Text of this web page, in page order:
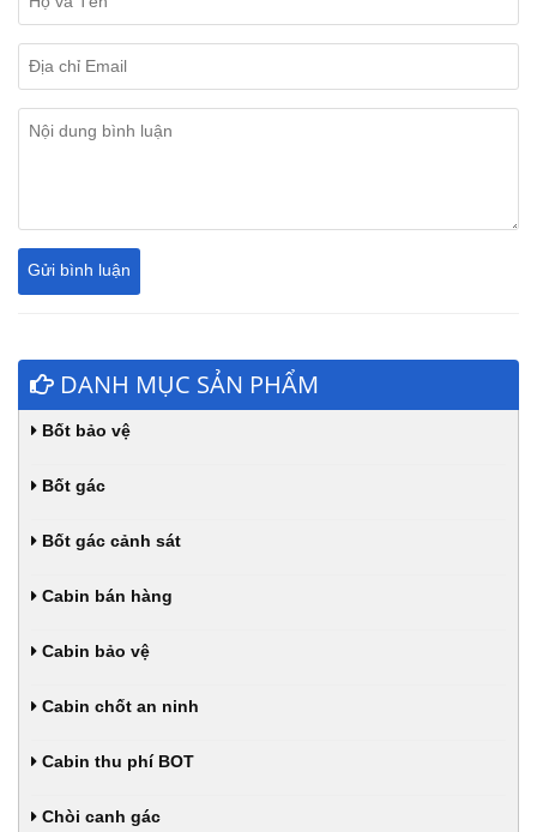
DANH MỤC SẢN PHẨM
Bốt bảo vệ
Bốt gác
Bốt gác cảnh sát
Cabin bán hàng
Cabin bảo vệ
Cabin chốt an ninh
Cabin thu phí BOT
Chòi canh gác